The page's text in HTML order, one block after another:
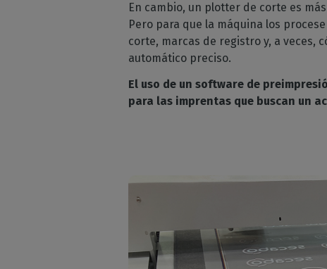
En cambio, un plotter de corte es
Pero para que la máquina los
corte, marcas de registro y, a veces,
automático preciso.
El uso de un software de
para las imprentas que buscan un